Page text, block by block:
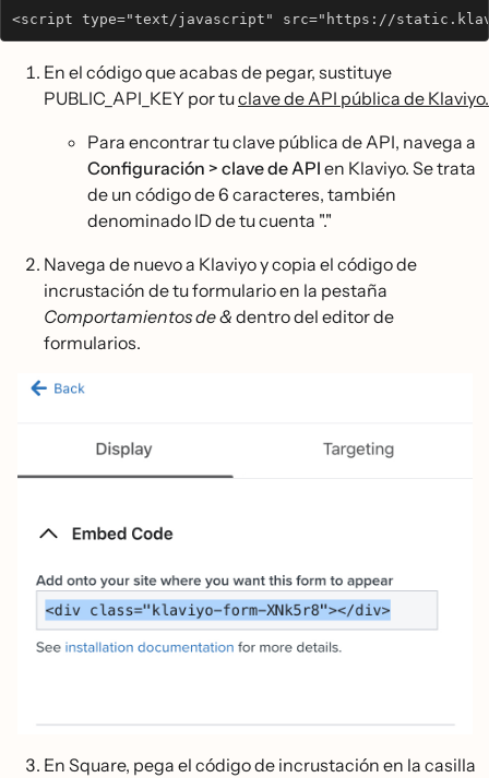
<script type="text/javascript" src="https://
En el código que acabas de pegar, sustituye
PUBLIC_API_KEY por tuclave de API pública de Klaviyo.
Para encontrar tu clave pública de API, navega a
Configuración > clave de API en Klaviyo. Se trata
de un código de 6 caracteres, también
denominado ID de tu cuenta "."
Navega de nuevo a Klaviyo y copia el código de
incrustación de tu formulario en la pestaña
Comportamientos de & dentro del editor de
formularios.
En Square, pega el código de incrustación en la casilla